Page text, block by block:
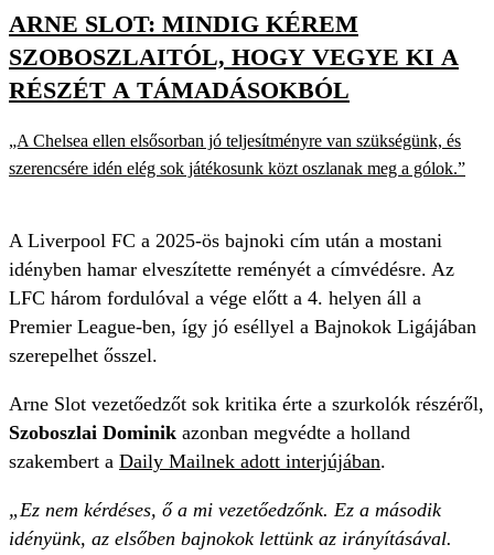
ARNE SLOT: MINDIG KÉREM
SZOBOSZLAITÓL, HOGY VEGYE KI A
RÉSZÉT A TÁMADÁSOKBÓL
„A Chelsea ellen elsősorban jó teljesítményre van szükségünk, és
szerencsére idén elég sok játékosunk közt oszlanak meg a gólok.”
A Liverpool FC a 2025-ös bajnoki cím után a mostani
idényben hamar elveszítette reményét a címvédésre. Az
LFC három fordulóval a vége előtt a 4. helyen áll a
Premier League-ben, így jó eséllyel a Bajnokok Ligájában
szerepelhet ősszel.
Arne Slot vezetőedzőt sok kritika érte a szurkolók részéről,
Szoboszlai Dominik azonban megvédte a holland
szakembert a Daily Mailnek adott interjújában.
„Ez nem kérdéses, ő a mi vezetőedzőnk. Ez a második
idényünk, az elsőben bajnokok lettünk az irányításával.